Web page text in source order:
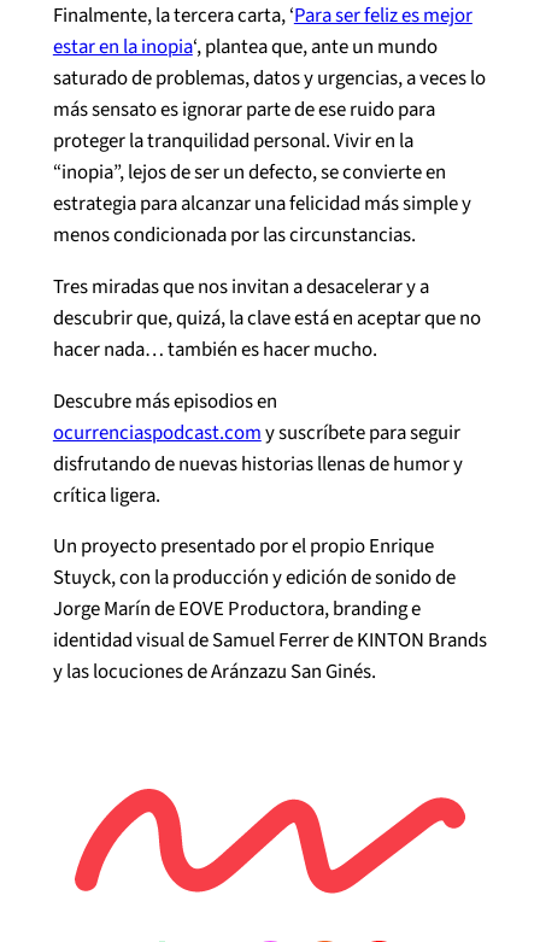
Finalmente, la tercera carta, ‘Para ser feliz es mejor
estar en la inopia‘, plantea que, ante un mundo
saturado de problemas, datos y urgencias, a veces lo
más sensato es ignorar parte de ese ruido para
proteger la tranquilidad personal. Vivir en la
“inopia”, lejos de ser un defecto, se convierte en
estrategia para alcanzar una felicidad más simple y
menos condicionada por las circunstancias.
Tres miradas que nos invitan a desacelerar y a
descubrir que, quizá, la clave está en aceptar que no
hacer nada… también es hacer mucho.
Descubre más episodios en
ocurrenciaspodcast.com⁠⁠ y suscríbete para seguir
disfrutando de nuevas historias llenas de humor y
crítica ligera.
Un proyecto presentado por el propio Enrique
Stuyck, con la producción y edición de sonido de
Jorge Marín de EOVE Productora, branding e
identidad visual de Samuel Ferrer de KINTON Brands
y las locuciones de Aránzazu San Ginés.